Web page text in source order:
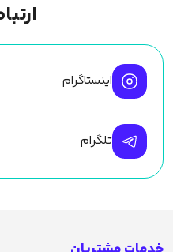
اینستاگرام
تلگرام